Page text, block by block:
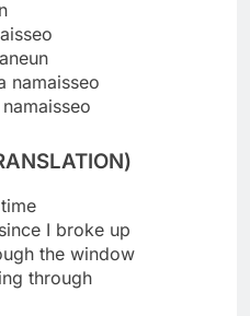
namaisseo
I broke up
the window
through